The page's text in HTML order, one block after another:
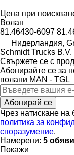
Цена при
Волан
81.46430-6097
Нидерландия,
Schmidt Trucks B.V.
Свържете се с
Абонирайте се за
волани MAN - TGL
Абонирай се
Чрез натискане на
политика за
споразумение.
Намерени: 5 обяви
Покажи